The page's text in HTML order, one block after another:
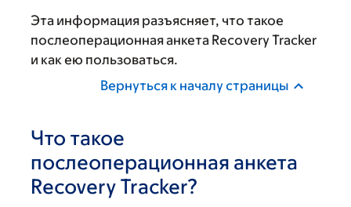
Эта информация разъясняет, что такое
послеоперационная анкета Recovery Tracker
и как ею пользоваться.
Вернуться к началу страницы
Что такое
послеоперационная анкета
Recovery Tracker?